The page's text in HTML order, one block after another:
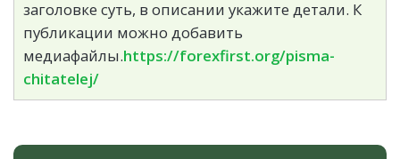
заголовке суть, в описании укажите детали. К
публикации можно добавить
медиафайлы.https://forexfirst.org/pisma-
chitatelej/